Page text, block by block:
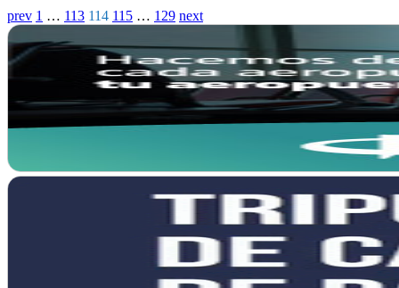
prev 1 … 113 114 115 … 129 next